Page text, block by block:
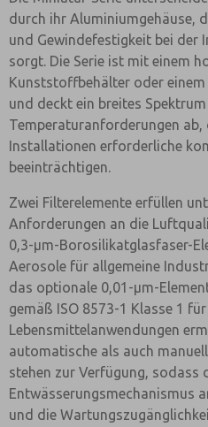
durch ihr Aluminiumgehäuse,
und Gewindefestigkeit bei der
sorgt. Die Serie ist mit einem
Kunststoffbehälter oder
und deckt ein breites
Temperaturanforderungen ab,
Installationen erforderliche
beeinträchtigen.
Zwei Filterelemente erfüllen
Anforderungen an die
0,3-µm-Borosilikatglasfaser-
Aerosole für allgemeine
das optionale 0,01-µm-
gemäß ISO 8573-1 Klasse 1
Lebensmittelanwendungen
automatische als auch
stehen zur Verfügung, sodass
Entwässerungsmechanismus
und die